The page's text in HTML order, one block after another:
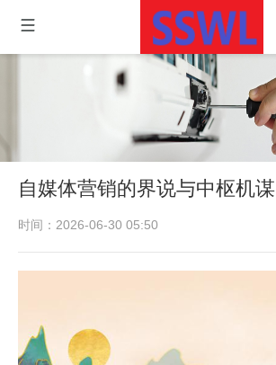
自媒体营销的界说与中枢机谋
时间：2026-06-30 05:50